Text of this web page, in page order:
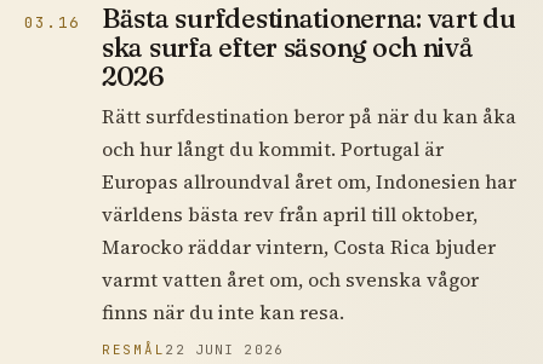
03.16
Bästa surfdestinationerna: vart du
ska surfa efter säsong och nivå
2026
Rätt surfdestination beror på när du kan åka
och hur långt du kommit. Portugal är
Europas allroundval året om, Indonesien har
världens bästa rev från april till oktober,
Marocko räddar vintern, Costa Rica bjuder
varmt vatten året om, och svenska vågor
finns när du inte kan resa.
RESMÅL 22 JUNI 2026